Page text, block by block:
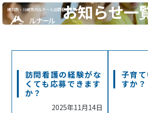
横浜市・川崎市のルナール訪問看護ステーションお知らせ一
訪問看護の経験がな
くても応募できます
か？
2025年11月14日
子育
すか？